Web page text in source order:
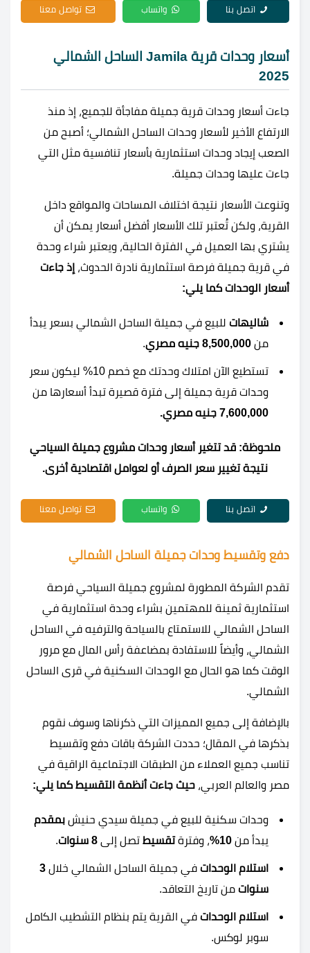
اتصل بنا واتساب تواصل معنا
أسعار وحدات قرية Jamila الساحل الشمالي
2025
جاءت أسعار وحدات قرية جميلة مفاجأة للجميع، إذ منذ
الارتفاع الأخير لأسعار وحدات الساحل الشمالي؛ أصبح من
الصعب إيجاد وحدات استثمارية بأسعار تنافسية مثل التي
جاءت عليها وحدات جميلة.
وتنوعت الأسعار نتيجة اختلاف المساحات والمواقع داخل
القرية، ولكن تُعتبر تلك الأسعار أفضل أسعار يمكن أن
يشتري بها العميل في الفترة الحالية، ويعتبر شراء وحدة
في قرية جميلة فرصة استثمارية نادرة الحدوث، إذ جاءت
أسعار الوحدات كما يلي:
شاليهات للبيع في جميلة الساحل الشمالي بسعر يبدأ
من 8,500,000 جنيه مصري.
تستطيع الآن امتلاك وحدتك مع خصم 10% ليكون سعر
وحدات قرية جميلة إلى فترة قصيرة تبدأ أسعارها من
7,600,000 جنيه مصري.
ملحوظة: قد تتغير أسعار وحدات مشروع جميلة السياحي
نتيجة تغيير سعر الصرف أو لعوامل اقتصادية أخرى.
اتصل بنا واتساب تواصل معنا
دفع وتقسيط وحدات جميلة الساحل الشمالي
تقدم الشركة المطورة لمشروع جميلة السياحي فرصة
استثمارية ثمينة للمهتمين بشراء وحدة استثمارية في
الساحل الشمالي للاستمتاع بالسياحة والترفيه في الساحل
الشمالي، وأيضاً للاستفادة بمضاعفة رأس المال مع مرور
الوقت كما هو الحال مع الوحدات السكنية في قرى الساحل
الشمالي.
بالإضافة إلى جميع المميزات التي ذكرناها وسوف نقوم
بذكرها في المقال؛ حددت الشركة باقات دفع وتقسيط
تناسب جميع العملاء من الطبقات الاجتماعية الراقية في
مصر والعالم العربي، حيث جاءت أنظمة التقسيط كما يلي:
وحدات سكنية للبيع في جميلة سيدي حنيش بمقدم
يبدأ من 10% ، وفترةتقسيط تصل إلى 8 سنوات .
استلام الوحدات في جميلة الساحل الشمالي خلال 3
سنوات من تاريخ التعاقد.
استلام الوحدات في القرية يتم بنظام التشطيب الكامل
سوبر لوكس.